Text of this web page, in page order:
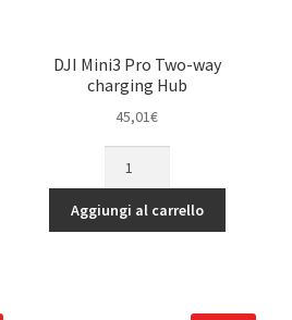
DJI Mini3 Pro Two-way
charging Hub
45,01€
Pro
Two-
Aggiungi al carrello